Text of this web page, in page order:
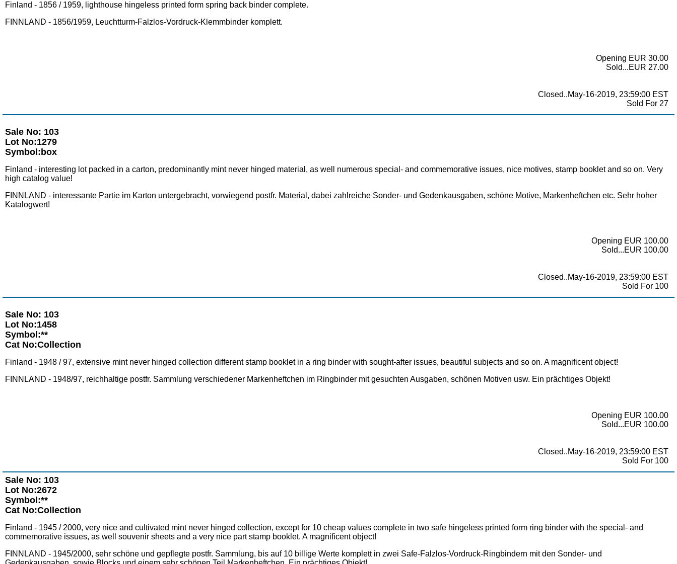
Finland - 1856 / 1959, lighthouse hingeless printed form spring back binder complete.
FINNLAND - 1856/1959, Leuchtturm-Falzlos-Vordruck-Klemmbinder komplett.
Opening EUR 30.00
Sold...EUR 27.00
Closed..May-16-2019, 23:59:00 EST
Sold For 27
Sale No: 103
Lot No:1279
Symbol:box
Finland - interesting lot packed in a carton, predominantly mint never hinged material, as well numerous special- and commemorative issues, nice motives, stamp booklet and so on. Very
high catalog value!
FINNLAND - interessante Partie im Karton untergebracht, vorwiegend postfr. Material, dabei zahlreiche Sonder- und Gedenkausgaben, schöne Motive, Markenheftchen etc. Sehr hoher
Katalogwert!
Opening EUR 100.00
Sold...EUR 100.00
Closed..May-16-2019, 23:59:00 EST
Sold For 100
Sale No: 103
Lot No:1458
Symbol:**
Cat No:Collection
Finland - 1948 / 97, extensive mint never hinged collection different stamp booklet in a ring binder with sought-after issues, beautiful subjects and so on. A magnificent object!
FINNLAND - 1948/97, reichhaltige postfr. Sammlung verschiedener Markenheftchen im Ringbinder mit gesuchten Ausgaben, schönen Motiven usw. Ein prächtiges Objekt!
Opening EUR 100.00
Sold...EUR 100.00
Closed..May-16-2019, 23:59:00 EST
Sold For 100
Sale No: 103
Lot No:2672
Symbol:**
Cat No:Collection
Finland - 1945 / 2000, very nice and cultivated mint never hinged collection, except for 10 cheap values complete in two safe hingeless printed form ring binder with the special- and
commemorative issues, as well souvenir sheets and a very nice part stamp booklet. A magnificent object!
FINNLAND - 1945/2000, sehr schöne und gepflegte postfr. Sammlung, bis auf 10 billige Werte komplett in zwei Safe-Falzlos-Vordruck-Ringbindern mit den Sonder- und